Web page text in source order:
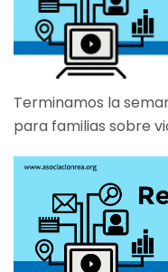
Terminamos la
para familias sobre